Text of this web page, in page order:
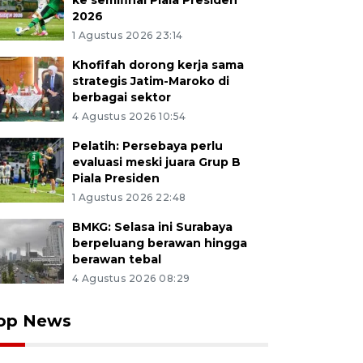
2026
1 Agustus 2026 23:14
Khofifah dorong kerja sama
strategis Jatim-Maroko di
berbagai sektor
4 Agustus 2026 10:54
Pelatih: Persebaya perlu
evaluasi meski juara Grup B
Piala Presiden
1 Agustus 2026 22:48
BMKG: Selasa ini Surabaya
berpeluang berawan hingga
berawan tebal
4 Agustus 2026 08:29
News